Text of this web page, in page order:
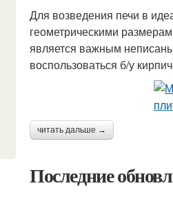
Для возведения печи в
геометрическими
является важным
воспользоваться б/у
читать дальше →
Последние